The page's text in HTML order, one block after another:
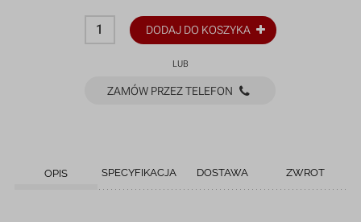
DODAJ DO KOSZYKA
LUB
ZAMÓW PRZEZ TELEFON
OPIS SPECYFIKACJA DOSTAWA ZWROT